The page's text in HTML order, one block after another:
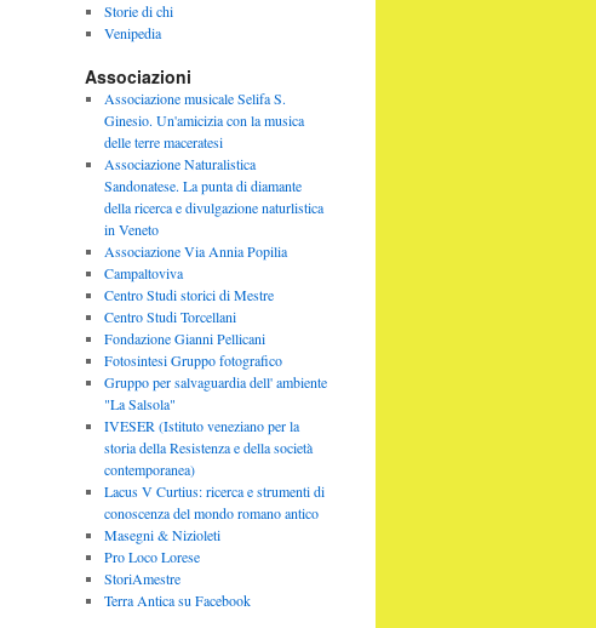
Storie di chi
Venipedia
Associazioni
Associazione musicale Selifa S.
Ginesio. Un'amicizia con la musica
delle terre maceratesi
Associazione Naturalistica
Sandonatese. La punta di diamante
della ricerca e divulgazione naturlistica
in Veneto
Associazione Via Annia Popilia
Campaltoviva
Centro Studi storici di Mestre
Centro Studi Torcellani
Fondazione Gianni Pellicani
Fotosintesi Gruppo fotografico
Gruppo per salvaguardia dell' ambiente
"La Salsola"
IVESER (Istituto veneziano per la
storia della Resistenza e della società
contemporanea)
Lacus V Curtius: ricerca e strumenti di
conoscenza del mondo romano antico
Masegni & Nizioleti
Pro Loco Lorese
StoriAmestre
Terra Antica su Facebook